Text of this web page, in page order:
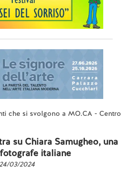
che si svolgono a MO.CA - Centro
su Chiara Samugheo, una
italiane
03/2024